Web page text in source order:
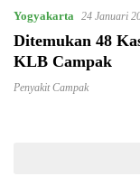
Yogyakarta 24 Januari
Ditemukan 48
KLB Campak
Penyakit Campak